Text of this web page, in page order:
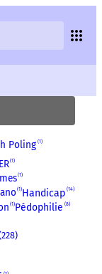
Poling 1
1
1
1 Handicap 14
1 Pédophilie 8
228